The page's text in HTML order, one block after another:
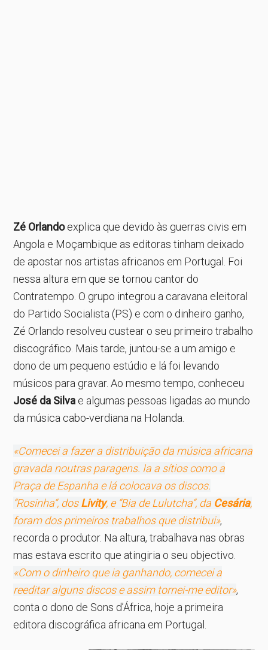
Zé Orlandoexplica que devido às guerras civis em
Angola e Moçambique as editoras tinham deixado
de apostar nos artistas africanos em Portugal. Foi
nessa altura em que se tornou cantor do
Contratempo. O grupo integrou a caravana eleitoral
do Partido Socialista (PS) e com o dinheiro ganho,
Zé Orlando resolveu custear o seu primeiro trabalho
discográfico. Mais tarde, juntou-se a um amigo e
dono de um pequeno estúdio e lá foi levando
músicos para gravar. Ao mesmo tempo, conheceu
José da Silva e algumas pessoas ligadas ao mundo
da música cabo-verdiana na Holanda.
«Comecei a fazer a distribuição da música africana
gravada noutras paragens. Ia a sítios como a
Praça de Espanha e lá colocava os discos.
“Rosinha“, dosLivity, e “Bia de Lulutcha“, da Cesária,
foram dos primeiros trabalhos que distribui»,
recorda o produtor. Na altura, trabalhava nas obras
mas estava escrito que atingiria o seu objectivo.
«Com o dinheiro que ia ganhando, comecei a
reeditar alguns discos e assim tornei-me editor»,
conta o dono de Sons d’África, hoje a primeira
editora discográfica africana em Portugal.